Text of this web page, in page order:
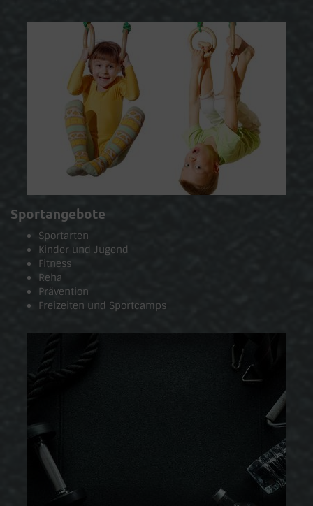
Sportangebote
Sportarten
Kinder und Jugend
Fitness
Reha
Prävention
Freizeiten und Sportcamps